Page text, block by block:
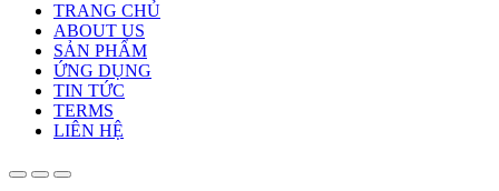
TRANG CHỦ
ABOUT US
SẢN PHẨM
ỨNG DỤNG
TIN TỨC
TERMS
LIÊN HỆ